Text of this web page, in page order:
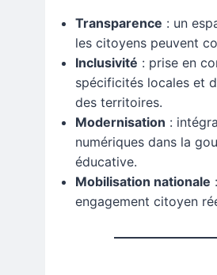
Transparence : un
les citoyens peuvent
Inclusivité : prise en
spécificités locales et
des territoires.
Modernisation :
numériques dans la
éducative.
Mobilisation nationale
engagement citoyen